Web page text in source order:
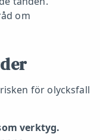
om
för olycksfall
verktyg.